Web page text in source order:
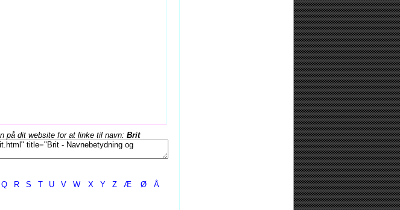
på dit website for at linke til navn: Brit
Q R S T U V W X Y Z Æ Ø Å